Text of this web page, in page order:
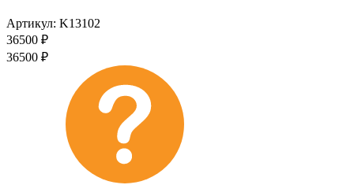
Артикул: K13102
36500 ₽
36500 ₽